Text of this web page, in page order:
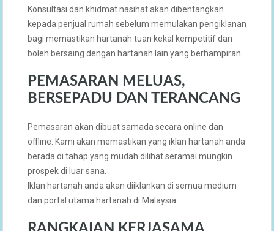
Konsultasi dan khidmat nasihat akan dibentangkan
kepada penjual rumah sebelum memulakan pengiklanan
bagi memastikan hartanah tuan kekal kempetitif dan
boleh bersaing dengan hartanah lain yang berhampiran.
PEMASARAN MELUAS,
BERSEPADU DAN TERANCANG
Pemasaran akan dibuat samada secara online dan
offline. Kami akan memastikan yang iklan hartanah anda
berada di tahap yang mudah dilihat seramai mungkin
prospek di luar sana.
Iklan hartanah anda akan diiklankan di semua medium
dan portal utama hartanah di Malaysia.